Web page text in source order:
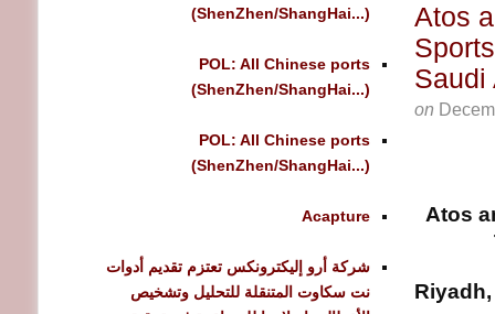
Atos
Saudi
on
Atos
(ShenZhen/ShangHai...)
POL: All Chinese ports
(ShenZhen/ShangHai...)
POL: All Chinese ports
(ShenZhen/ShangHai...)
Acapture
شركة أرو إليكترونكس تعتزم تقديم أدوات
نت سكاوت المتنقلة للتحليل وتشخيص